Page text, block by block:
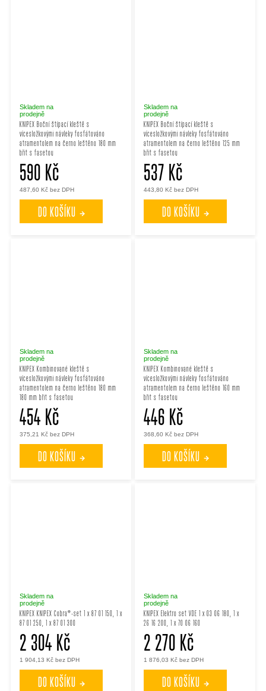
KNIPEX Boční štípací kleště s
vícesložkovými návleky fosfátováno
atramentolem na černo leštěno 180 mm
břit s fasetou
Skladem na
prodejně
487,60 Kč bez DPH
590 Kč
DO KOŠÍKU
KNIPEX Boční štípací kleště s
vícesložkovými návleky fosfátováno
atramentolem na černo leštěno 125 mm
břit s fasetou
Skladem na
prodejně
443,80 Kč bez DPH
537 Kč
DO KOŠÍKU
KNIPEX Kombinované kleště s
vícesložkovými návleky fosfátováno
atramentolem na černo leštěno 180 mm
180 mm břit s fasetou
Skladem na
prodejně
375,21 Kč bez DPH
454 Kč
DO KOŠÍKU
KNIPEX Kombinované kleště s
vícesložkovými návleky fosfátováno
atramentolem na černo leštěno 160 mm
břit s fasetou
Skladem na
prodejně
368,60 Kč bez DPH
446 Kč
DO KOŠÍKU
KNIPEX KNIPEX Cobra®-set 1 x 87 01 150, 1 x
87 01 250, 1 x 87 01 300
Skladem na
prodejně
1 904,13 Kč bez DPH
2 304 Kč
DO KOŠÍKU
KNIPEX Elektro set VDE 1 x 03 06 180, 1 x
26 16 200, 1 x 70 06 160
Skladem na
prodejně
1 876,03 Kč bez DPH
2 270 Kč
DO KOŠÍKU